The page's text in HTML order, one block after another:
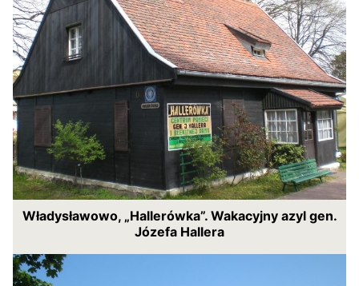
Władysławowo, „Hallerówka”. Wakacyjny azyl gen.
Józefa Hallera